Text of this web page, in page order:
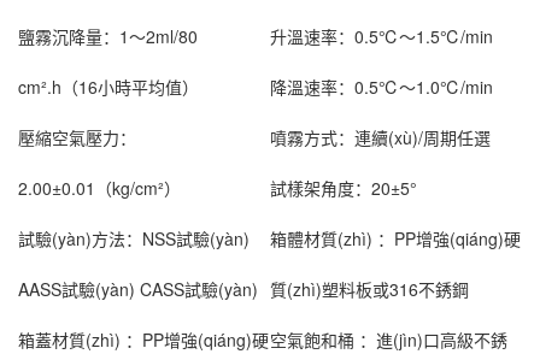
鹽霧沉降量： 1～2ml/80
cm².h（16小時平均值）
升溫速率： 0.5℃～1.5℃/min
降溫速率： 0.5℃～1.0℃/min
壓縮空氣壓力：
2.00±0.01（kg/cm²）
噴霧方式： 連續(xù)/周期任選
試樣架角度： 20±5°
試驗(yàn)方法： NSS試驗(yàn)
AASS試驗(yàn) CASS試驗(yàn)
箱體材質(zhì) ： PP增強(qiáng)硬
質(zhì)塑料板或316不銹鋼
箱蓋材質(zhì) ： PP增強(qiáng)硬空氣飽和桶 ： 進(jìn)口高級不銹